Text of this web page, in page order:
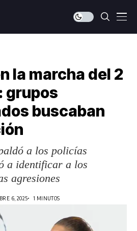
la marcha del 2
grupos
buscaban
a los policías
a identificar a los
agresiones
6, 2025 1 MINUTOS